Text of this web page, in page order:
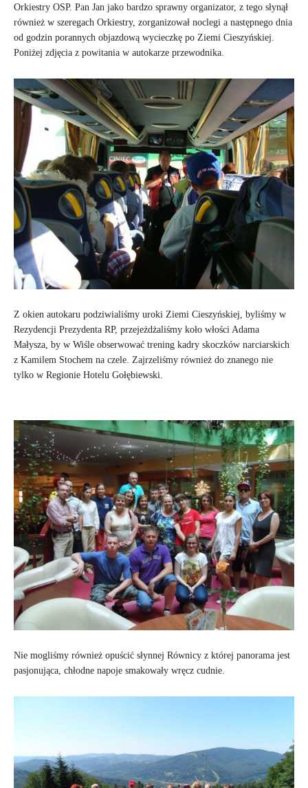
Orkiestry OSP. Pan Jan jako bardzo sprawny organizator, z tego słynął
również w szeregach Orkiestry, zorganizował noclegi a następnego dnia
od godzin porannych objazdową wycieczkę po Ziemi Cieszyńskiej.
Poniżej zdjęcia z powitania w autokarze przewodnika.
Z okien autokaru podziwialiśmy uroki Ziemi Cieszyńskiej, byliśmy w
Rezydencji Prezydenta RP, przejeżdżaliśmy koło włości Adama
Małysza, by w Wiśle obserwować trening kadry skoczków narciarskich
z Kamilem Stochem na czele. Zajrzeliśmy również do znanego nie
tylko w Regionie Hotelu Gołębiewski.
Nie mogliśmy również opuścić słynnej Równicy z której panorama jest
pasjonująca, chłodne napoje smakowały wręcz cudnie.